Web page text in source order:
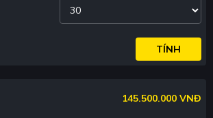
TÍNH
145.500.000 VNĐ